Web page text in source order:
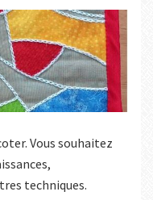
Vous souhaitez
techniques.